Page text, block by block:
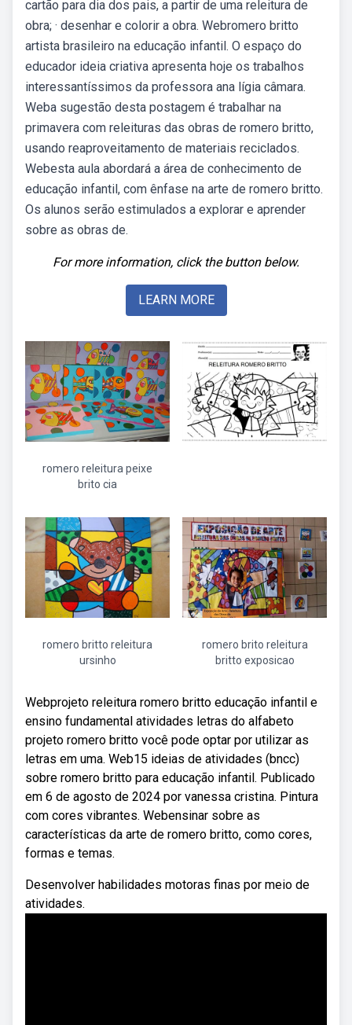
cartão para dia dos pais, a partir de uma releitura de
obra; · desenhar e colorir a obra. Webromero britto
artista brasileiro na educação infantil. O espaço do
educador ideia criativa apresenta hoje os trabalhos
interessantíssimos da professora ana lígia câmara.
Weba sugestão desta postagem é trabalhar na
primavera com releituras das obras de romero britto,
usando reaproveitamento de materiais reciclados.
Webesta aula abordará a área de conhecimento de
educação infantil, com ênfase na arte de romero britto.
Os alunos serão estimulados a explorar e aprender
sobre as obras de.
For more information, click the button below.
LEARN MORE
romero releitura peixe
brito cia
romero britto releitura
ursinho
romero brito releitura
britto exposicao
Webprojeto releitura romero britto educação infantil e
ensino fundamental atividades letras do alfabeto
projeto romero britto você pode optar por utilizar as
letras em uma. Web15 ideias de atividades (bncc)
sobre romero britto para educação infantil. Publicado
em 6 de agosto de 2024 por vanessa cristina. Pintura
com cores vibrantes. Webensinar sobre as
características da arte de romero britto, como cores,
formas e temas.
Desenvolver habilidades motoras finas por meio de
atividades.